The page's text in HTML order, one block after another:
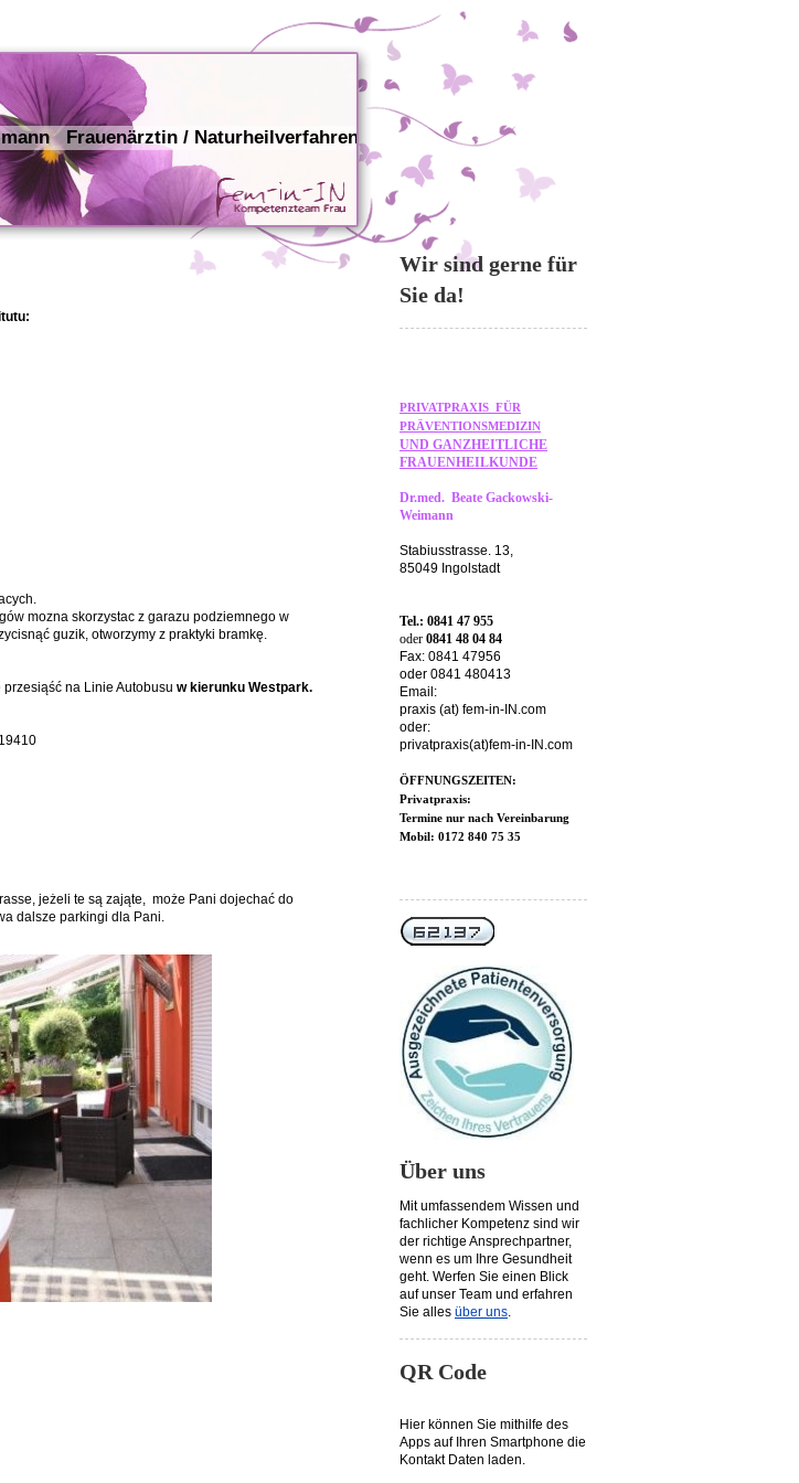
Frauenärztin / Naturheilverfahren
mozna skorzystac z garazu podziemnego w
guzik, otworzymy z praktyki bramkę.
na Linie Autobusu w kierunku Westpark.
jeżeli te są zająte, może Pani dojechać do
dalsze parkingi dla Pani.
Wir sind gerne für
Sie da!
PRIVATPRAXIS FÜR
PRÄVENTIONSMEDIZIN
UND GANZHEITLICHE
FRAUENHEILKUNDE
Dr.med. Beate Gackowski-
Weimann
Stabiusstrasse. 13,
85049 Ingolstadt
Tel.: 0841 47 955
oder 0841 48 04 84
Fax: 0841 47956
oder 0841 480413
Email:
praxis (at) fem-in-IN.com
oder:
privatpraxis(at)fem-in-IN.com
ÖFFNUNGSZEITEN:
Privatpraxis:
Termine nur nach Vereinbarung
Mobil: 0172 840 75 35
Über uns
Mit umfassendem Wissen und
fachlicher Kompetenz sind wir
der richtige Ansprechpartner,
wenn es um Ihre Gesundheit
geht. Werfen Sie einen Blick
auf unser Team und erfahren
Sie alles über uns.
QR Code
Hier können Sie mithilfe des
Apps auf Ihren Smartphone die
Kontakt Daten laden.